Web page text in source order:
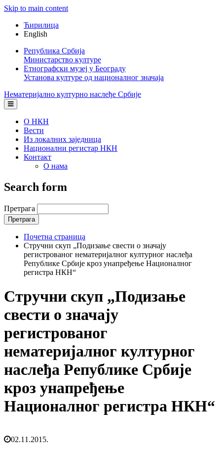
Skip to main content
Ћирилица
English
Република Србија
Министарство културе
Етнографски музеј у Београду
Установа културе од националног значаја
Нематеријално културно наслеђе Србије
О НКН
Вести
Из локалних заједница
Национални регистар НКН
Контакт
О нама
Search form
Претрага
Почетна страница
Стручни скуп „Подизање свeсти o значају
регистрованог нематеријалног културног наслеђа
Рeпубликe Србиje кроз унaпрeђeњe Нaциoнaлнoг
рeгистрa НКН“
Стручни скуп „Подизање
свeсти o значају
регистрованог
нематеријалног културног
наслеђа Рeпубликe Србиje
кроз унaпрeђeњe
Нaциoнaлнoг рeгистрa НКН“
02.11.2015.